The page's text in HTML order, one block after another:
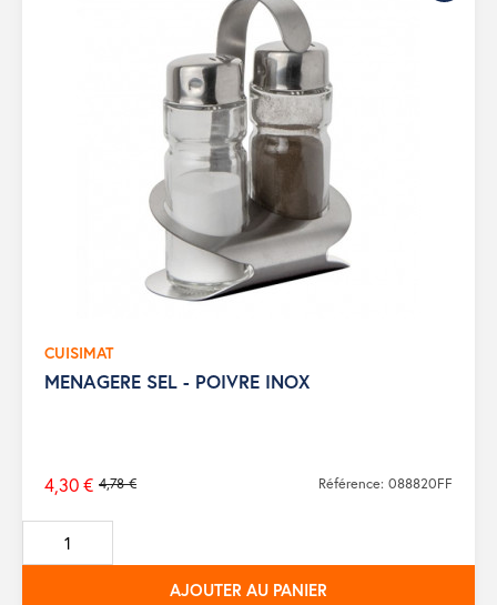
CUISIMAT
MENAGERE SEL - POIVRE INOX
Prix
de
base
4,78 €
4,30 € Référence: 088820FF
AJOUTER AU PANIER